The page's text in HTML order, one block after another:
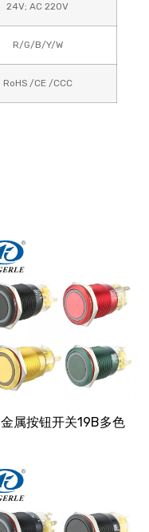
24V; AC 220V
R/G/B/Y/W
RoHS /CE /CCC
金属按钮开关19B多色